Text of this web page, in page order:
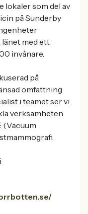
lokaler som del av
på Sunderby
med ett
invånare.
på
omfattning
i teamet ser vi
verksamheten
(Vacuum